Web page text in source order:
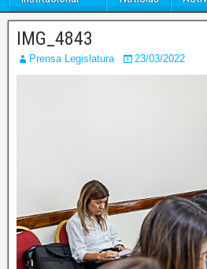
IMG_4843
Prensa Legislatura 23/03/2022